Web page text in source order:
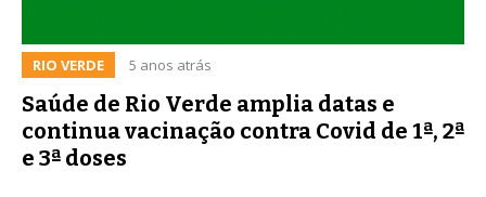
RIO VERDE 5 anos atrás
Saúde de Rio Verde amplia datas e
continua vacinação contra Covid de 1ª, 2ª
e 3ª doses